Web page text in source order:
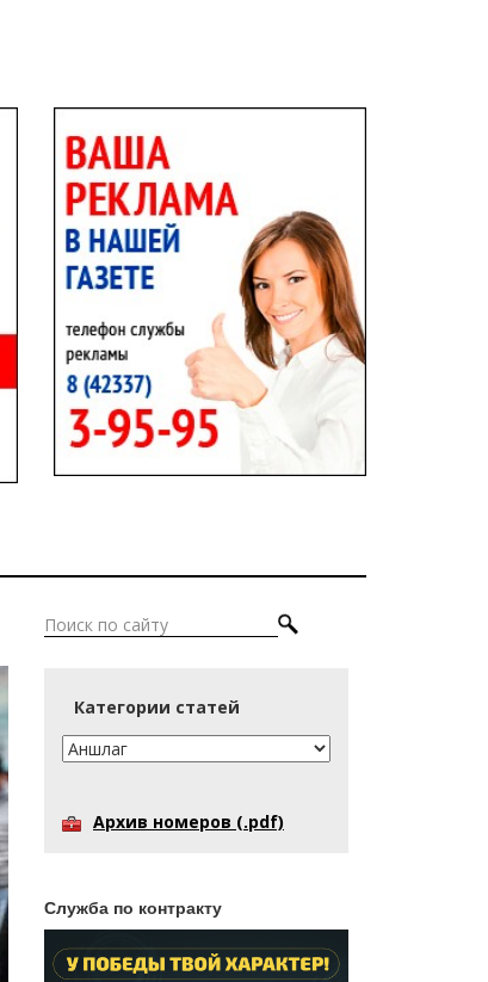
Категории статей
Архив номеров (.pdf)
Служба по контракту